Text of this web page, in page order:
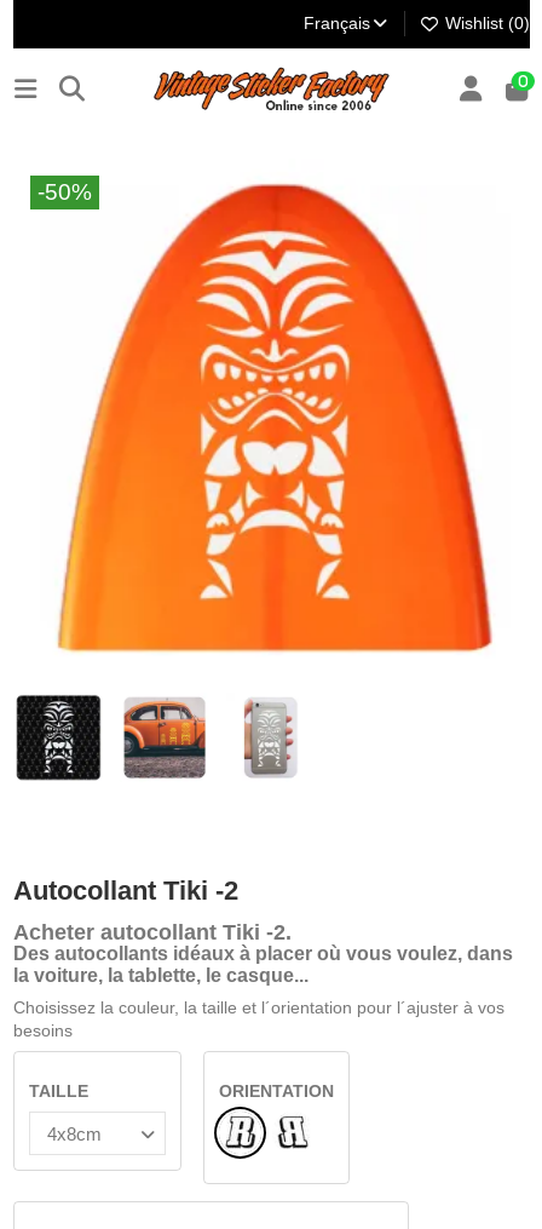
Français Wishlist (0)
0
-50%
Autocollant Tiki -2
Acheter autocollant Tiki -2.
Des autocollants idéaux à placer où vous voulez, dans
la voiture, la tablette, le casque...
Choisissez la couleur, la taille et l´orientation pour l´ajuster à vos
besoins
TAILLE
ORIENTATION
NormalRenversé